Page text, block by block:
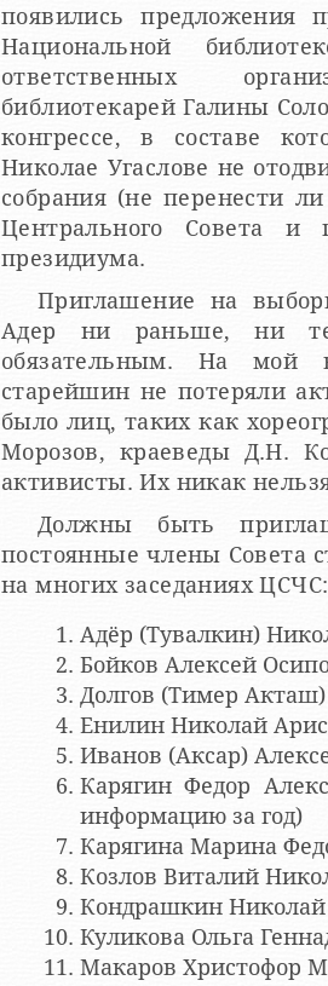
появились предложения
Национальной
ответственных
библиотекарей Галины
конгрессе, в составе
Николае Угаслове не
собрания (не перенести
Центрального Совета и
президиума.
Приглашение на
Адер ни раньше, ни
обязательным. На мой
старейшин не потеряли
было лиц, таких как
Морозов, краеведы Д.Н.
активисты. Их никак
Должны быть
постоянные члены Совета
на многих заседаниях ЦСЧС:
Адёр (Тувалкин)
Бойков Алексей
Долгов (Тимер
Енилин Николай
Иванов (Аксар)
Карягин Федор
информацию за год)
Карягина Марина
Козлов Виталий
Кондрашкин Николай
Куликова Ольга
Макаров Христофор